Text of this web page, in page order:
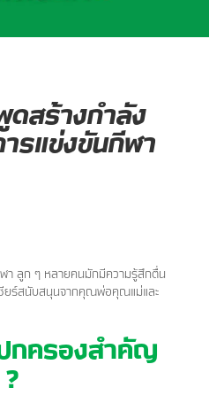
สร้างกำลัง
รแข่งขันกีฬา
า ลูก ๆ หลายคนมักมีความรู้สึกตื่น
ชียร์สนับสนุนจากคุณพ่อคุณแม่และ
กครองสำคัญ